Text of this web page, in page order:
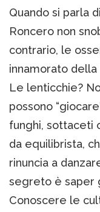
Quando si parla
Roncero non
contrario, le
innamorato
Le lenticchie?
possono
funghi, sottaceti
da equilibrista,
rinuncia a
segreto è saper
Conoscere le